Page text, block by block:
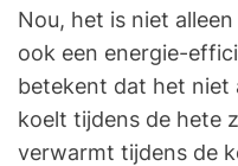
Nou, het is niet
ook een energie-
betekent dat het niet
koelt tijdens de hete
verwarmt tijdens de